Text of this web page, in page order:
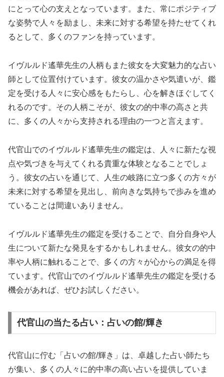
にとって心の支えとなっています。また、常にポジティブ
な姿勢で人々を励まし、未来に対する希望を持たせてくれ
るとして、多くのファンを持っています。
イヴルルド遙華先生の人柄もまた彼女を大変魅力的な占い
師として位置付けています。彼女の温かさや気遣いが、鑑
定を受ける人々に安心感をもたらし、心を解きほぐしてく
れるのです。その人柄こそが、彼女の的中率の高さと共
に、多くの人々から支持される理由の一つと言えます。
代官山でのイヴルルド遙華先生の鑑定は、人々に新たな視
点や気づきを与えてくれる貴重な体験となることでしょ
う。彼女の占いを通じて、人生の岐路に立つ多くの方々が
未来に対する希望を見出し、前向きな気持ちで歩みを進め
ていることは間違いありません。
イヴルルド遙華先生の鑑定を受けることで、自分自身や人
生について新たな発見をするかもしれません。彼女の的中
率や人柄に触れることで、多くの方々が心からの満足を得
ています。代官山でのイヴルルド遙華先生の鑑定を受ける
機会があれば、ぜひお試しください。
代官山の当たる占い：占いの館/輝き
代官山に佇む「占いの館/輝き」は、卓越した占い師たち
が集い、多くの人々に的中率の高い占いを提供していま